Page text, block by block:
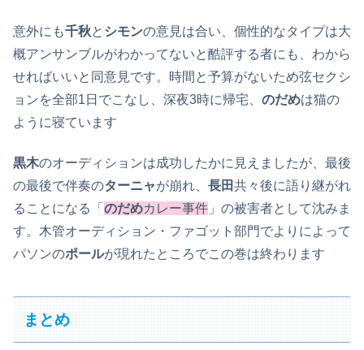
意外にも千秋と シモンの意見は合い、個性的なタイプは大
概アンサンブルがわかってないと酷評する者にも、わから
せればいいと同意見です。時間と予算がないため弦セクシ
ョンを全部1日でこなし、深夜3時に帰宅、 のだめは猫の
ように寝ています
黒木のオーディションは成功したかに見えましたが、最後
の最後で伴奏のターニャが崩れ、 長田共々後に語り継がれ
ることになる「 のだめカレー事件 」の被害者として沈みま
す。木管オーディション・ファゴット部門でよりによって
パソンのポールが現れたところでこの巻は終わります
まとめ